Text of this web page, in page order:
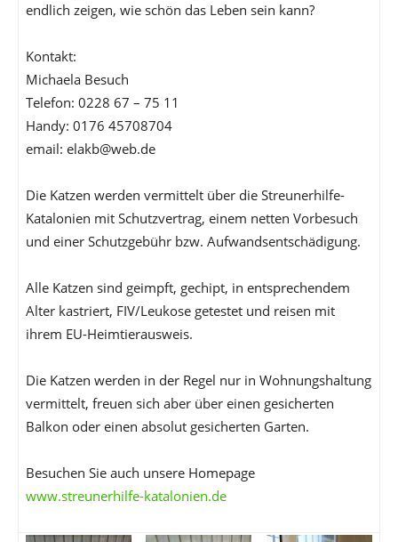
endlich zeigen, wie schön das Leben sein kann?
Kontakt:
Michaela Besuch
Telefon: 0228 67 – 75 11
Handy: 0176 45708704
email: elakb@web.de
Die Katzen werden vermittelt über die Streunerhilfe-
Katalonien mit Schutzvertrag, einem netten Vorbesuch
und einer Schutzgebühr bzw. Aufwandsentschädigung.
Alle Katzen sind geimpft, gechipt, in entsprechendem
Alter kastriert, FIV/Leukose getestet und reisen mit
ihrem EU-Heimtierausweis.
Die Katzen werden in der Regel nur in Wohnungshaltung
vermittelt, freuen sich aber über einen gesicherten
Balkon oder einen absolut gesicherten Garten.
Besuchen Sie auch unsere Homepage
www.streunerhilfe-katalonien.de